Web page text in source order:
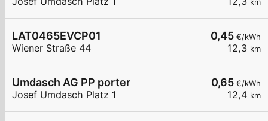
0,45 €/kWh
12,3 km
LAT0465EVCP01
Wiener Straße 44
0,65 €/kWh
12,4 km
Umdasch AG PP porter
Josef Umdasch Platz 1